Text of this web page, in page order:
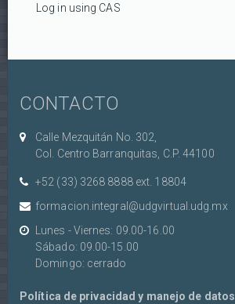
Log in using CAS
CONTACTO
Calle Mezquitán No. 302,
Col. Centro Barranquitas, C.P. 44100
+52 (33) 3268 8888‏ ext. 18804
formacion.integral@udgvirtual.udg.mx
Lunes - Viernes: 09.00-16.00
Sábado: 09.00-15.00
Domingo: cerrado
Política de privacidad y manejo de datos